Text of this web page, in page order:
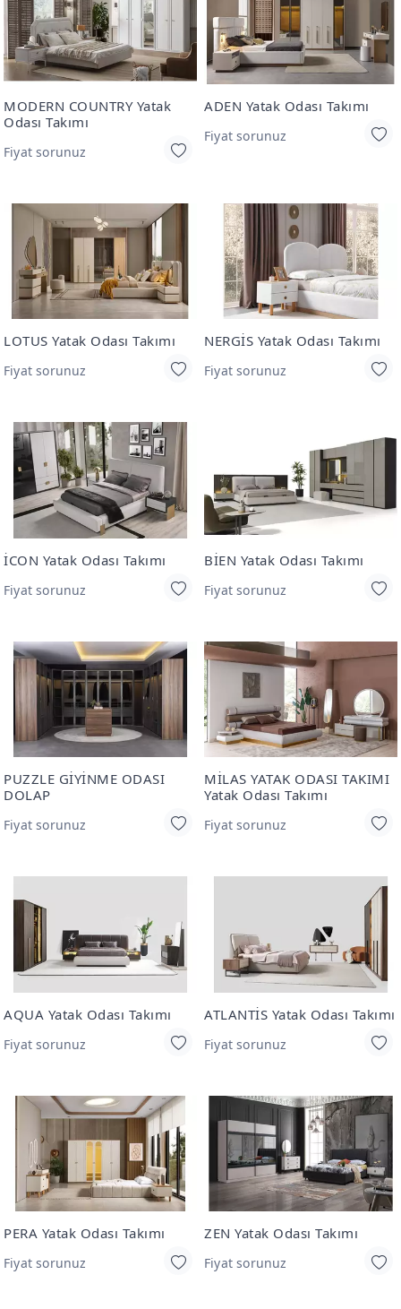
MODERN COUNTRY Yatak
Odası Takımı
Fiyat sorunuz
ADEN Yatak Odası Takımı
Fiyat sorunuz
LOTUS Yatak Odası Takımı
Fiyat sorunuz
NERGİS Yatak Odası Takımı
Fiyat sorunuz
İCON Yatak Odası Takımı
Fiyat sorunuz
BİEN Yatak Odası Takımı
Fiyat sorunuz
PUZZLE GİYİNME ODASI
DOLAP
Fiyat sorunuz
MİLAS YATAK ODASI TAKIMI
Yatak Odası Takımı
Fiyat sorunuz
AQUA Yatak Odası Takımı
Fiyat sorunuz
ATLANTİS Yatak Odası Takımı
Fiyat sorunuz
PERA Yatak Odası Takımı
Fiyat sorunuz
ZEN Yatak Odası Takımı
Fiyat sorunuz